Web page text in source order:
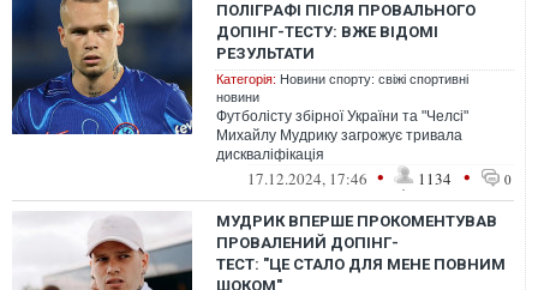
ПОЛІГРАФІ ПІСЛЯ ПРОВАЛЬНОГО
ДОПІНГ-ТЕСТУ: ВЖЕ ВІДОМІ
РЕЗУЛЬТАТИ
Категорія: Новини спорту: свіжі спортивні
новини
Футболісту збірної України та "Челсі"
Михайлу Мудрику загрожує тривала
дискваліфікація
17.12.2024, 17:46 • 1134 • 0
МУДРИК ВПЕРШЕ ПРОКОМЕНТУВАВ
ПРОВАЛЕНИЙ ДОПІНГ-
ТЕСТ: "ЦЕ СТАЛО ДЛЯ МЕНЕ ПОВНИМ
ШОКОМ"